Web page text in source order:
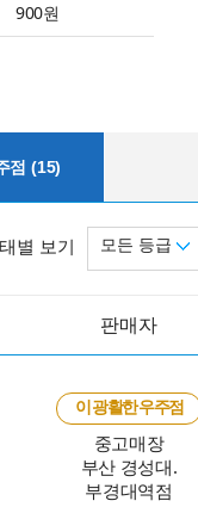
900원
점 (15)
별 보기 모든 등급
판매자
이 광활한 우주점
중고매장
부산 경성대.
부경대역점